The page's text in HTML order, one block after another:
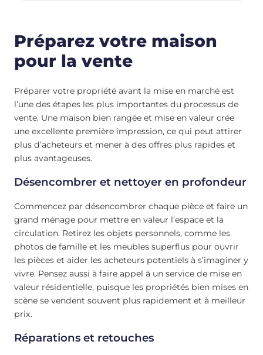
Préparez votre maison
pour la vente
Préparer votre propriété avant la mise en marché est
l’une des étapes les plus importantes du processus de
vente. Une maison bien rangée et mise en valeur crée
une excellente première impression, ce qui peut attirer
plus d’acheteurs et mener à des offres plus rapides et
plus avantageuses.
Désencombrer et nettoyer en profondeur
Commencez par désencombrer chaque pièce et faire un
grand ménage pour mettre en valeur l’espace et la
circulation. Retirez les objets personnels, comme les
photos de famille et les meubles superflus pour ouvrir
les pièces et aider les acheteurs potentiels à s’imaginer y
vivre. Pensez aussi à faire appel à un service de mise en
valeur résidentielle, puisque les propriétés bien mises en
scène se vendent souvent plus rapidement et à meilleur
prix.
Réparations et retouches